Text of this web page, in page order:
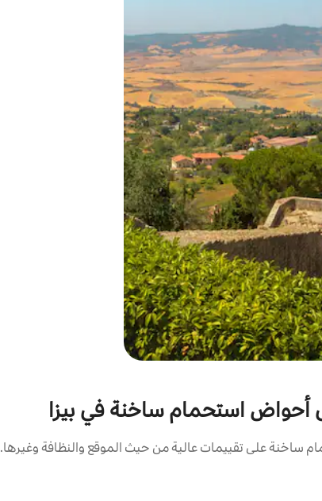
أحواض استحمام ساخنة في بيزا
على تقييمات عالية من حيث الموقع والنظافة وغيرها.